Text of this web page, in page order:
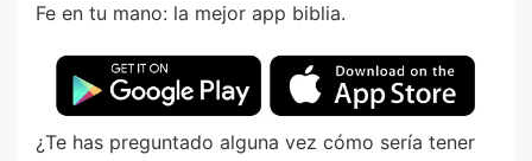
Fe en tu mano: la mejor app biblia.
¿Te has preguntado alguna vez cómo sería tener